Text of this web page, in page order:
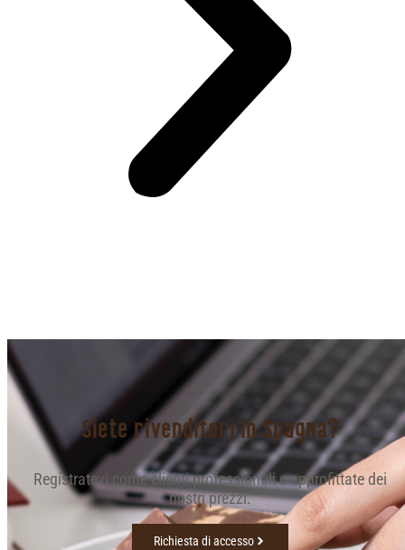
Siete rivenditori in Spagna?
Registratevi come clienti professionali e approfittate dei
nostri prezzi.
Richiesta di accesso